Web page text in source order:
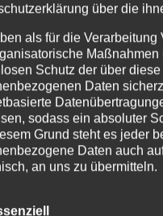
de
über die
als für die
Schutz der über
Daten
sodass ein absoluter
Grund steht es jeder
Daten auch
an uns zu übermitteln.